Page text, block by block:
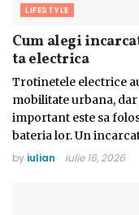
LIFESTYLE
Cum alegi
ta electrica
Trotinetele electrice
mobilitate urbana,
important este sa
bateria lor. Un
by iulian iulie 16, 2026